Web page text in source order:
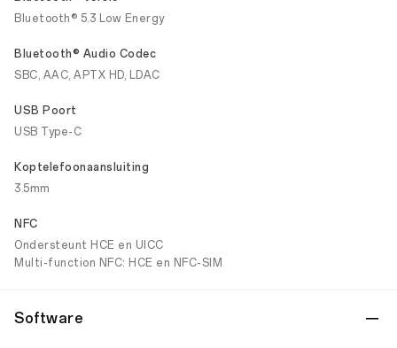
Bluetooth® 5.3 Low Energy
Bluetooth® Audio Codec
SBC, AAC, APTX HD, LDAC
USB Poort
USB Type-C
Koptelefoonaansluiting
3.5mm
NFC
Ondersteunt HCE en UICC
Multi-function NFC: HCE en NFC-SIM
Software